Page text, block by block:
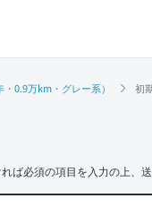
0.9万km・グレー系） 初
ば必須の項目を入力の上、送